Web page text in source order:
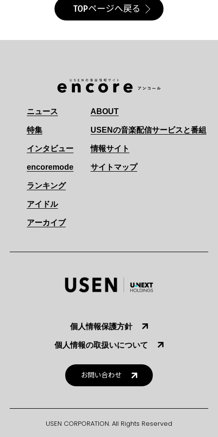
TOPページへ戻る
ニュース
特集
インタビュー
encoremode
ランキング
アイドル
アーカイブ
ABOUT
USENの音楽配信サービスと番組
情報サイト
サイトマップ
個人情報保護方針
個人情報の取扱いについて
お問い合わせ
USEN CORPORATION. All Rights Reserved